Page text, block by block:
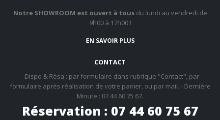
Notre SHOWROOM est ouvert à tousdu lundi au vendredi de
9h00 à 17h00 !
EN SAVOIR PLUS
CONTACT
- Dispo & Résa : par formulaire dans rubrique "Contact", par
formulaire après réalisation de votre panier, ou par mail. - Dernière
Minute : 07 44 60 75 67.
Réservation : 07 44 60 75 67